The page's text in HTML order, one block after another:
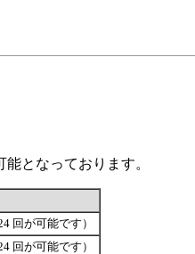
となっております。
回が可能です）
回が可能です）